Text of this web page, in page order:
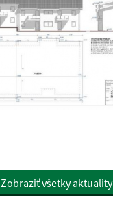
Zobraziť všetky aktuality